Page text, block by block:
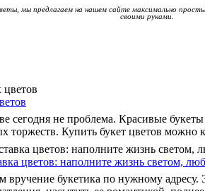
мы предлагаем на нашем сайте максимально
своими руками.
сегодня не проблема. Красивые
торжеств. Купить букет цветов можно
цветов: наполните жизнь светом,
вручение букетика по нужному